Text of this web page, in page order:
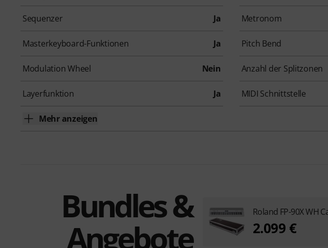
Sequenzer Ja Metronom
Masterkeyboard-Funktionen Ja Pitch Bend
Modulation Wheel Nein Anzahl der Splitzonen
Layerfunktion Ja MIDI Schnittstelle
Mehr anzeigen
Bundles &
Angebote
Roland FP-90X WH
2.099 €